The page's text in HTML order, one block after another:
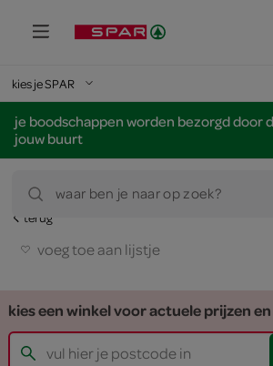
kies je SPAR
je boodschappen worden bezorgd door
jouw buurt
waar ben je naar op zoek?
terug
voeg toe aan lijstje
kies een winkel voor actuele prijzen